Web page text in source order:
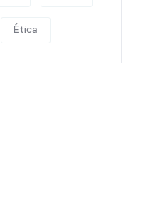
Ética